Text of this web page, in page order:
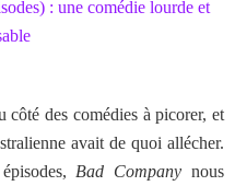
côté des comédies à picorer, et
avait de quoi allécher.
Bad Companynous